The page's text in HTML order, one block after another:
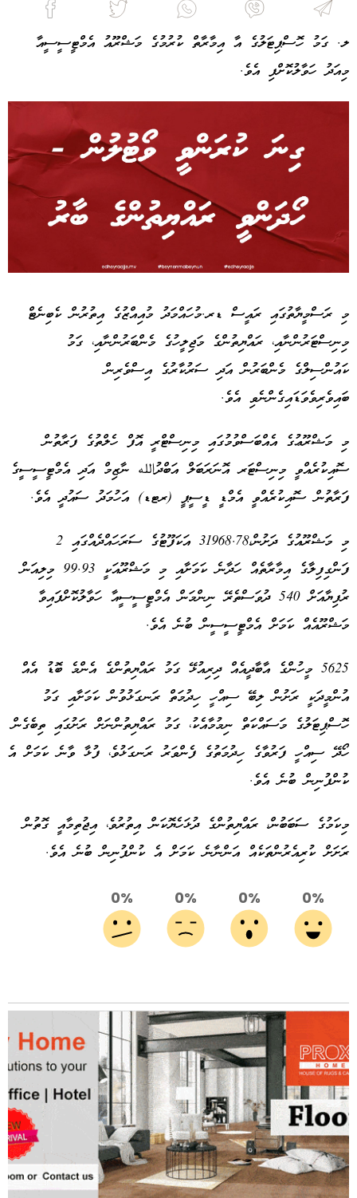
ލ. ގަމު ހޮސްޕިޓަލުގެ އާ އިމާރާތް ކުރުމުގެ މަޝްރޫއު އެމްޓީސީސީއާ
މިއަދު ހަވާލުކޮށްފި އެވެ.
މި ރަސްމީޔާތުގައި ރައީސް ޑރ.މުހައްމަދު މުއިއްޒުގެ އިތުރުން ކެބިނެޓް
މިނިސްޓަރުންނާއި، ރައްޔިތުންގެ މަޖިލީހުގެ މެންބަރުންނާއި، ގަމު
ކައުންސިލްގެ މެންބަރުން އަދި ސަރުކާރުގެ އިސްވެރިން
ބައިވެރިވެވަޑައިގެންނެވި އެވެ.
މި މަޝްރޫޢުގެ އެއްބަސްވުމުގައި މިނިސްޓްރީ އޮފް ހެލްތުގެ ފަރާތުން
ސޮއިކުރެއްވީ މިނިސްޓަރ އޮނަރަބަލް އަބްދުالله ނާޒިމް އަދި އެމްޓީސީސީގެ
ފަރާތުން ސޮއިކުރެއްވީ އެމްޑީ ޑީސީޕީ (ރޓޑ) އަހުމަދު ސައުދީ އެވެ.
މި މަޝްރޫއުގެ ދަށުން،31968.78 އަކަފޫޓުގެ ސަރަހައްދެއްގައި 2
ފަންގިފިލާގެ އިމާރާތެއް ހަދާނެ ކަމަށާއި މި މަޝްރޫއަކީ 99.93 މިލިއަން
ރުފިޔާއަށް 540 ދުވަސްތެރޭ ނިންމަން އެމްޓީސީސީއާ ހަވާލުކޮށްފައިވާ
މަޝްރޫއެއް ކަމަށް އެމްޓީސީސީން ބުނެ އެވެ.
5625 މީހުންގެ އާބާދީއެއް ދިރިއުޅޭ ގަމު ރައްޔިތުންގެ އެންމެ ބޮޑު އެއް
އުންމީދަކީ ރަށުން ލިބޭ ސިއްހީ ހިދުމަތް ރަނގަޅުވުން ކަމަށާއި ގަމު
ހޮސްޕިޓަލުގެ މަސައްކަތް ނިމުމާއެކު، ގަމު ރައްޔިތުންނަށް ރަށުގައި ތިބެގެން
ހޯދޭ ސިއްހީ ފަރުވާގެ ހިދުމަތުގެ ފެންވަރު ރަނގަޅުވެ، ފުޅާ ވާނެ ކަމަށް އެ
ކުންފުނިން ބުނެ އެވެ.
މިކަމުގެ ސަބަބުން، ރައްޔިތުންގެ ދުޅަހެޔޮކަން އިތުރުވެ، އިޖުތިމާއީ ގޮތުން
ރަށަށް ކުރިއެރުންތަކެއް އަންނާނެ ކަމަށް އެ ކުންފުނިން ބުނެ އެވެ.
0%
0%
0%
0%